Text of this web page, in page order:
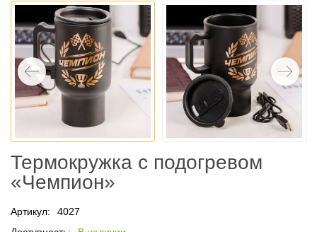
Термокружка с подогревом
«Чемпион»
Артикул:
4027